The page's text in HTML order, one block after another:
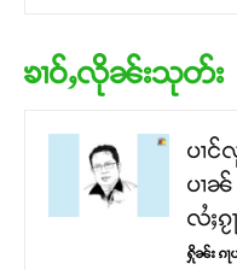
ၶၢဝ်ႇလိုၼ်းသုတ်း
ပၢင်
ပၢၼ်
လႆႈၵႂ
ႁိုၼ်း ၵႃ